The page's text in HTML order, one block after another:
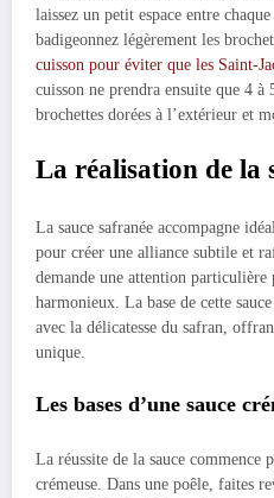
laissez un petit espace entre
badigeonnez légèrement les
cuisson pour éviter que les Saint-
cuisson ne prendra ensuite que 4
brochettes dorées à l’extérieur et
La réalisation de la
La sauce safranée accompagne
pour créer une alliance subtile et
demande une attention
harmonieux. La base de cette
avec la délicatesse du safran,
unique.
Les bases d’une sauce
La réussite de la sauce commence
crémeuse. Dans une poêle, faites